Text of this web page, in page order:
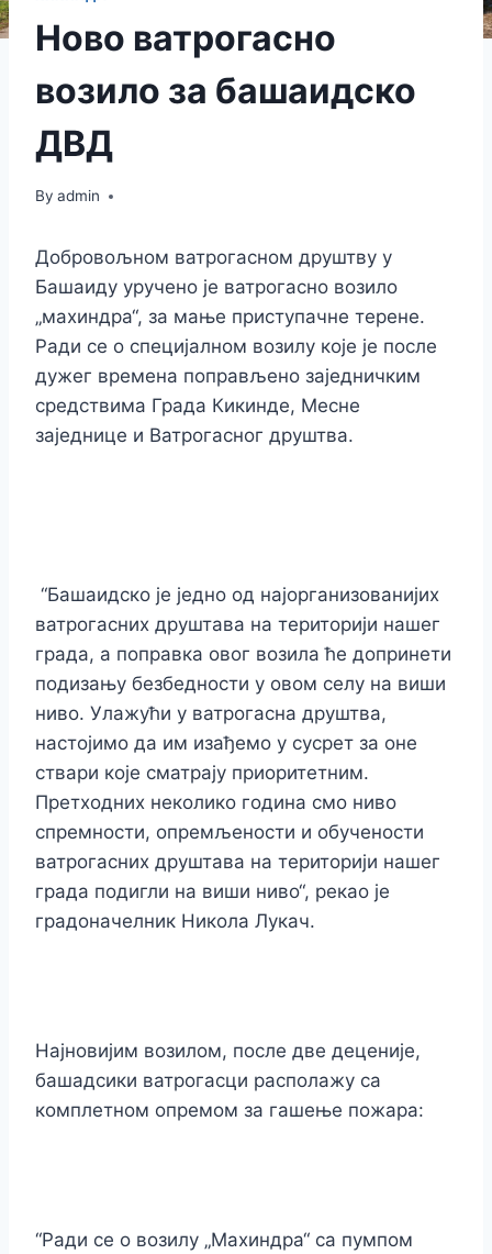
Ново ватрогасно
возило за башаидско
ДВД
By admin
Добровољном ватрогасном друштву у
Башаиду уручено је ватрогасно возило
„махиндра“, за мање приступачне терене.
Ради се о специјалном возилу које је после
дужег времена поправљено заједничким
средствима Града Кикинде, Месне
заједнице и Ватрогасног друштва.
“Башаидско је једно од најорганизованијих
ватрогасних друштава на територији нашег
града, а поправка овог возила ће допринети
подизању безбедности у овом селу на виши
ниво. Улажући у ватрогасна друштва,
настојимо да им изађемо у сусрет за оне
ствари које сматрају приоритетним.
Претходних неколико година смо ниво
спремности, опремљености и обучености
ватрогасних друштава на територији нашег
града подигли на виши ниво“, рекао је
градоначелник Никола Лукач.
Најновијим возилом, после две деценије,
башадсики ватрогасци располажу са
комплетном опремом за гашење пожара:
“Ради се о возилу „Махиндра“ са пумпом